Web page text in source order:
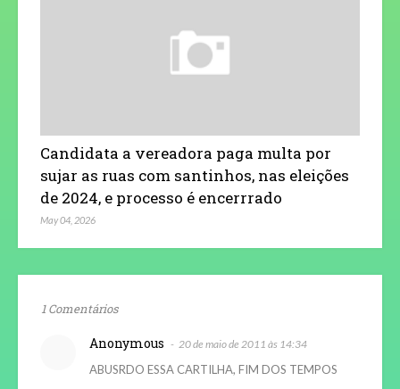
Candidata a vereadora paga multa por
sujar as ruas com santinhos, nas eleições
de 2024, e processo é encerrrado
May 04, 2026
1 Comentários
Anonymous 20 de maio de 2011 às 14:34
ABUSRDO ESSA CARTILHA, FIM DOS TEMPOS